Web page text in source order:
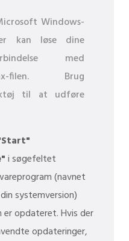
Windows-
kan løse dine
med
filen. Brug
til at udføre
i søgefeltet
(navnet
systemversion)
opdateret. Hvis der
opdateringer,